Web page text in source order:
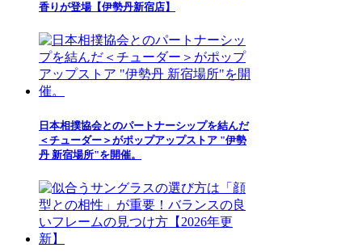
香りが登場【伊勢丹新宿店】
日本相撲協会とのパートナーシップを結んだ
＜チューダー＞がポップアップストア "伊勢
丹 新宿場所"を開催。